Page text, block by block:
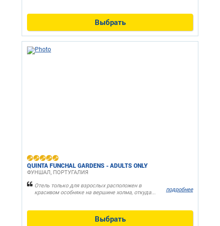
Выбрать
QUINTA FUNCHAL GARDENS - ADULTS ONLY
ФУНШАЛ, ПОРТУГАЛИЯ
Отель только для взрослых расположен в
красивом особняке на вершине холма, откуда...
подробнее
Выбрать